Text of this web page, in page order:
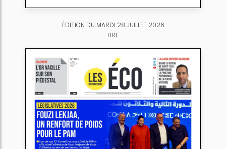
ÉDITION DU MARDI 28 JUILLET 2026
LIRE